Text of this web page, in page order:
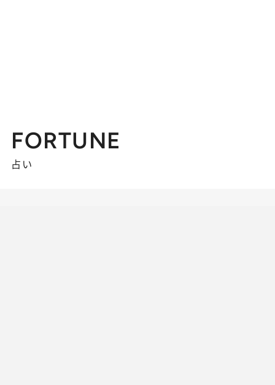
FORTUNE
占い